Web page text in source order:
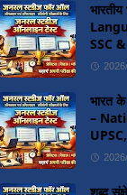
SSC
भारत
–